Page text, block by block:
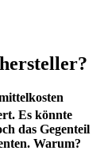
Es könnte
das Gegenteil
Warum?